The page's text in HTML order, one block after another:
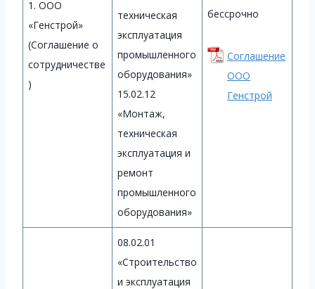
1. ООО
«Генстрой»
(Соглашение о
сотрудничестве
)
техническая
эксплуатация
промышленного
оборудования»
15.02.12
«Монтаж,
техническая
эксплуатация и
ремонт
промышленного
оборудования»
бессрочно
Соглашение
ООО
Генстрой
08.02.01
«Строительство
и эксплуатация